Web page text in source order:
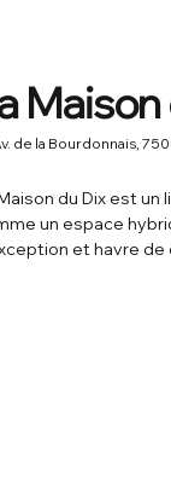
de la Bourdonnais,
du Dix est un
un espace
et havre